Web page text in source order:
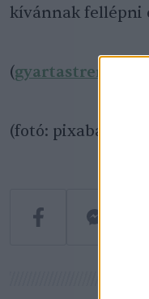
kívánnak fellépni
(gyartastrend
(fotó: pixabay –